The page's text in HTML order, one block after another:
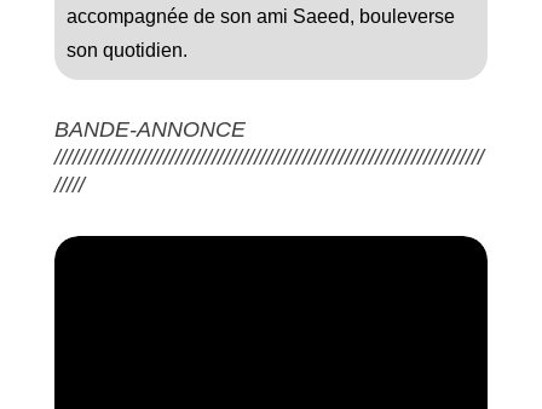
accompagnée de son ami Saeed, bouleverse
son quotidien.
BANDE-ANNONCE
///////////////////////////////////////////////////////////////////////
/////